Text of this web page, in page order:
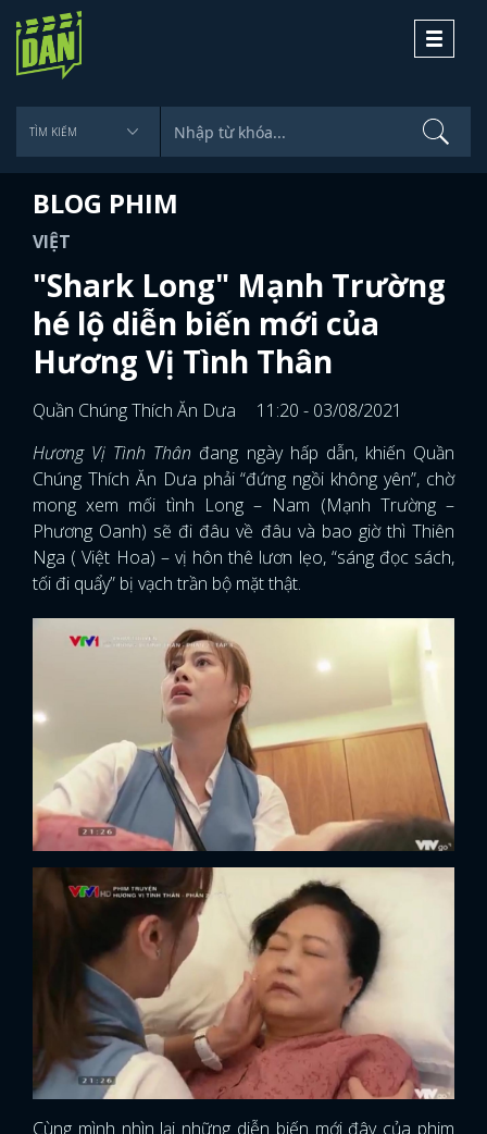
Toggle
BLOG PHIM
VIỆT
"Shark Long" Mạnh Trường
hé lộ diễn biến mới của
Hương Vị Tình Thân
Quần Chúng Thích Ăn Dưa
11:20 - 03/08/2021
Hương Vị Tình Thân đang ngày hấp dẫn, khiến Quần
Chúng Thích Ăn Dưa phải “đứng ngồi không yên”, chờ
mong xem mối tình Long – Nam (Mạnh Trường –
Phương Oanh) sẽ đi đâu về đâu và bao giờ thì Thiên
Nga ( Việt Hoa) – vị hôn thê lươn lẹo, “sáng đọc sách,
tối đi quẩy” bị vạch trần bộ mặt thật.
Cùng mình nhìn lại những diễn biến mới đây của phim